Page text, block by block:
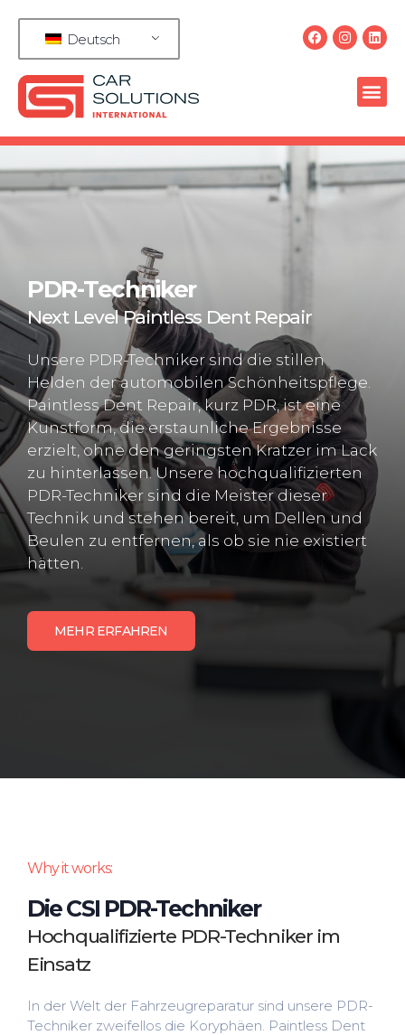
Deutsch
PDR-Techniker
Next Level Paintless Dent Repair
Unsere PDR-Techniker sind die stillen
Helden der automobilen Schönheitspflege.
Paintless Dent Repair, kurz PDR, ist eine
Kunstform, die erstaunliche Ergebnisse
erzielt, ohne den geringsten Kratzer im Lack
zu hinterlassen. Unsere hochqualifizierten
PDR-Techniker sind die Meister dieser
Technik und stehen bereit, um Dellen und
Beulen zu entfernen, als ob sie nie existiert
hätten.
MEHR ERFAHREN
Why it works:
Die CSI PDR-Techniker
Hochqualifizierte PDR-Techniker im
Einsatz
In der Welt der Fahrzeugreparatur sind unsere PDR-
Techniker zweifellos die Koryphäen. Paintless Dent